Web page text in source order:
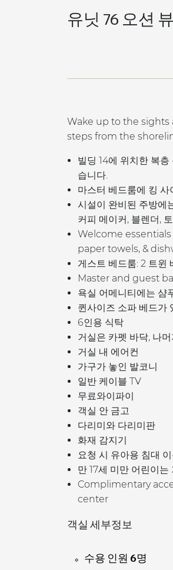
유닛 76 오션
Wake up to the sights
steps from the
빌딩 14에 위치한 복
습니다.
마스터 베드룸에 킹 사
시설이 완비된 주방에
커피 메이커, 블렌더,
Welcome
paper towels, &
게스트 베드룸: 2 트윈
Master and guest b
욕실 어메니티에는 샴
퀸사이즈 소파 베드가
6인용 식탁
거실은 카펫 바닥, 나
거실 내 에어컨
가구가 놓인 발코니
일반 케이블 TV
무료와이파이
객실 안 금고
다리미와 다리미판
화재 감지기
요청 시 유아용 침대
만 17세 미만 어린이
Complimentary
center
객실 세부정보
수용 인원 6명